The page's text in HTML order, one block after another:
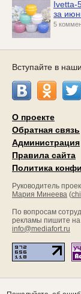
Ivetta-
за
5
Вступайте в
О проекте
Обратная связь
Администрация
Правила сайта
Политика
Руководитель
Мария Минеева (
По вопросам
рекламы пишите на
info@mediafort.ru